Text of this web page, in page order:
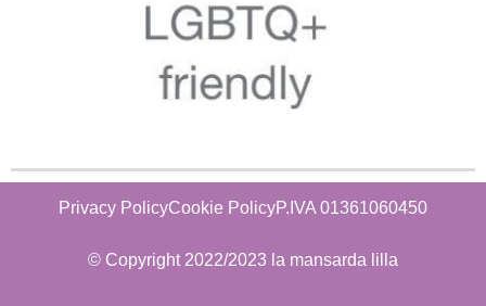
Privacy PolicyCookie PolicyP.IVA 01361060450
© Copyright 2022/2023 la mansarda lilla